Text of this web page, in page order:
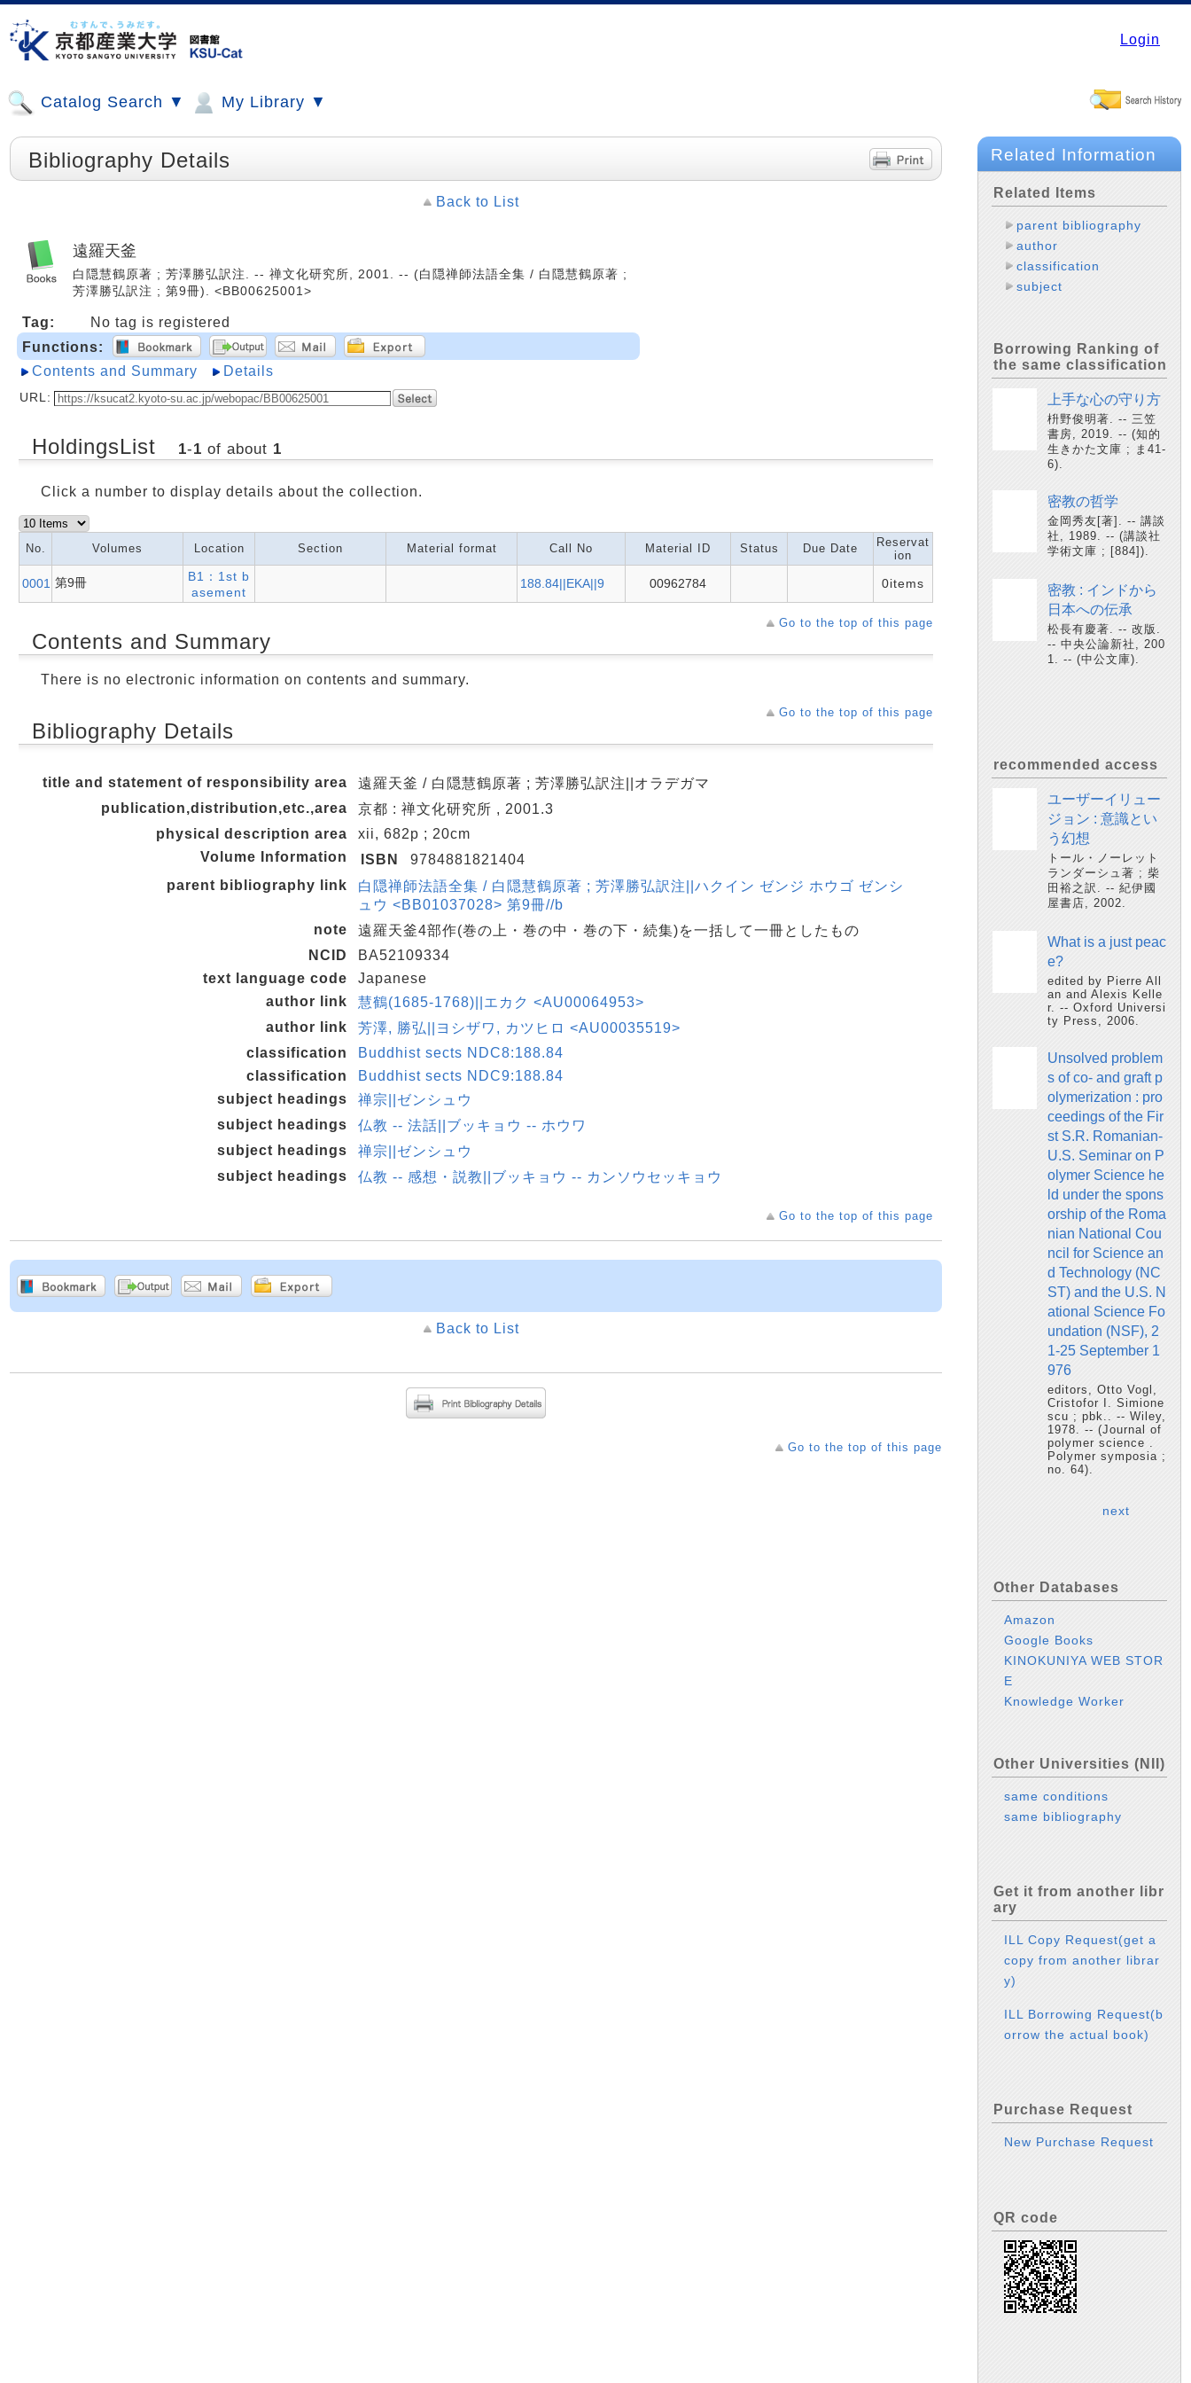
Login
Catalog Search ▼ My Library ▼
Bibliography Details
Back to List
遠羅天釜
白隠慧鶴原著 ; 芳澤勝弘訳注. -- 禅文化研究所, 2001. -- (白隠禅師法語全集 / 白隠慧鶴原著 ;
芳澤勝弘訳注 ; 第9冊). <BB00625001>
Tag:
No tag is registered
Functions:
Contents and Summary
Details
URL:
HoldingsList 1-1 of about 1
Click a number to display details about the collection.
No. Volumes Location Section Material format Call No Material ID Status Due Date
Reservat
ion
0001 第9冊
B1：1st b
asement
188.84||EKA||9 00962784 0items
Go to the top of this page
Contents and Summary
There is no electronic information on contents and summary.
Go to the top of this page
Bibliography Details
title and statement of responsibility area
遠羅天釜 / 白隠慧鶴原著 ; 芳澤勝弘訳注||オラデガマ
publication,distribution,etc.,area
京都 : 禅文化研究所 , 2001.3
physical description area
xii, 682p ; 20cm
Volume Information
ISBN
9784881821404
parent bibliography link
白隠禅師法語全集 / 白隠慧鶴原著 ; 芳澤勝弘訳注||ハクイン ゼンジ ホウゴ ゼンシ
ュウ <BB01037028> 第9冊//b
note
遠羅天釜4部作(巻の上・巻の中・巻の下・続集)を一括して一冊としたもの
NCID
BA52109334
text language code
Japanese
author link
慧鶴(1685-1768)||エカク <AU00064953>
author link
芳澤, 勝弘||ヨシザワ, カツヒロ <AU00035519>
classification
Buddhist sects NDC8:188.84
classification
Buddhist sects NDC9:188.84
subject headings
禅宗||ゼンシュウ
subject headings
仏教 -- 法話||ブッキョウ -- ホウワ
subject headings
禅宗||ゼンシュウ
subject headings
仏教 -- 感想・説教||ブッキョウ -- カンソウセッキョウ
Go to the top of this page
Back to List
Go to the top of this page
Related Information
Related Items
parent bibliography
author
classification
subject
Borrowing Ranking of
the same classification
上手な心の守り方
枡野俊明著. -- 三笠
書房, 2019. -- (知的
生きかた文庫 ; ま41-
6).
密教の哲学
金岡秀友[著]. -- 講談
社, 1989. -- (講談社
学術文庫 ; [884]).
密教 : インドから
日本への伝承
松長有慶著. -- 改版.
-- 中央公論新社, 200
1. -- (中公文庫).
recommended access
ユーザーイリュー
ジョン : 意識とい
う幻想
トール・ノーレット
ランダーシュ著 ; 柴
田裕之訳. -- 紀伊國
屋書店, 2002.
What is a just peac
e?
edited by Pierre All
an and Alexis Kelle
r. -- Oxford Universi
ty Press, 2006.
Unsolved problem
s of co- and graft p
olymerization : pro
ceedings of the Fir
st S.R. Romanian-
U.S. Seminar on P
olymer Science he
ld under the spons
orship of the Roma
nian National Cou
ncil for Science an
d Technology (NC
ST) and the U.S. N
ational Science Fo
undation (NSF), 2
1-25 September 1
976
editors, Otto Vogl,
Cristofor I. Simione
scu ; pbk.. -- Wiley,
1978. -- (Journal of
polymer science .
Polymer symposia ;
no. 64).
next
Other Databases
Amazon
Google Books
KINOKUNIYA WEB STOR
E
Knowledge Worker
Other Universities (NII)
same conditions
same bibliography
Get it from another libr
ary
ILL Copy Request(get a
copy from another librar
y)
ILL Borrowing Request(b
orrow the actual book)
Purchase Request
New Purchase Request
QR code